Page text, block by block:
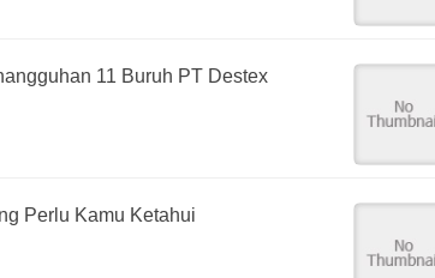
11 Buruh PT Destex
Perlu Kamu Ketahui